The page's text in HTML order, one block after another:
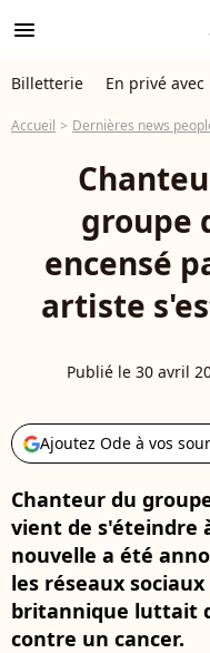
menu
Billetterie En privé avec
Accueil Dernières news
groupe
encensé
artiste
Publié le 30 avril
Ajoutez Ode à vos
Chanteur du
vient de s'éteindre
nouvelle a été
les réseaux
britannique luttait
contre un cancer.